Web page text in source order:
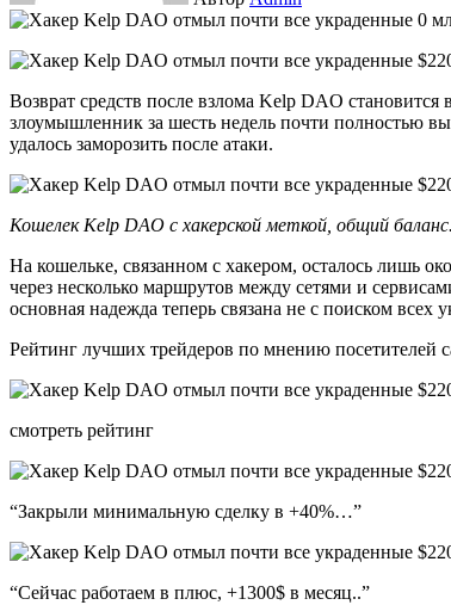
Возврат средств после взлома Kelp DAO
злоумышленник за шесть недель почти полностью
удалось заморозить после атаки.
Кошелек Kelp DAO с хакерской меткой, общий баланс.
На кошельке, связанном с хакером, осталось лишь
через несколько маршрутов между сетями и
основная надежда теперь связана не с поиском
Рейтинг лучших трейдеров по мнению посетителей
смотреть рейтинг
“Закрыли минимальную сделку в +40%…”
“Сейчас работаем в плюс, +1300$ в месяц..”